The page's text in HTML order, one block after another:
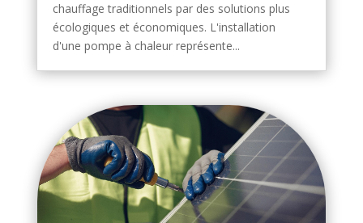
chauffage traditionnels par des solutions plus
écologiques et économiques. L'installation
d'une pompe à chaleur représente...